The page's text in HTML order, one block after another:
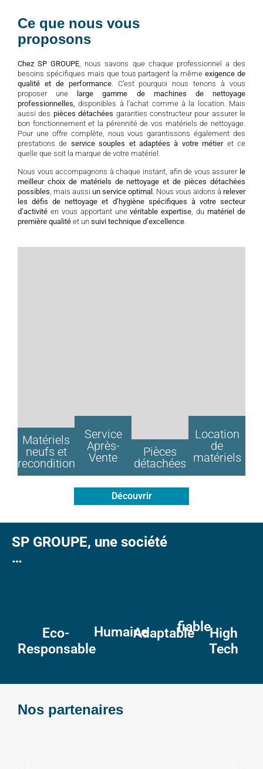
Ce que nous vous
proposons
Chez SP GROUPE , nous savons que chaque professionnel a des
besoins spécifiques mais que tous partagent la mêmeexigence de
qualité et de performance. C’est pourquoi nous tenons à vous
proposer une
large gamme de machines de nettoyage
professionnelles,disponibles à l’achat comme à la location. Mais
aussi des pièces détachées garanties constructeur pour assurer le
bon fonctionnement et la pérennité de vos matériels de nettoyage.
Pour une offre complète, nous vous garantissons également des
prestations de service souples et adaptées à votre métieret ce
quelle que soit la marque de votre matériel.
Nous vous accompagnons à chaque instant, afin de vous assurer le
meilleur choix de matériels de nettoyage et de pièces détachées
possibles, mais aussi un service optimal . Nous vous aidons à relever
les défis de nettoyage et d’hygiène spécifiques à votre secteur
d’activité en vous apportant unevéritable expertise, dumatériel de
première qualité et un suivi technique d’excellence.
Matériels
neufs et
reconditionnés
Service
Après-
Vente
Pièces
détachées
Location
de
matériels
Découvrir
SP GROUPE, une société
…
Eco-
Responsable
HumaineAdaptablefiableHigh
Tech
Nos partenaires